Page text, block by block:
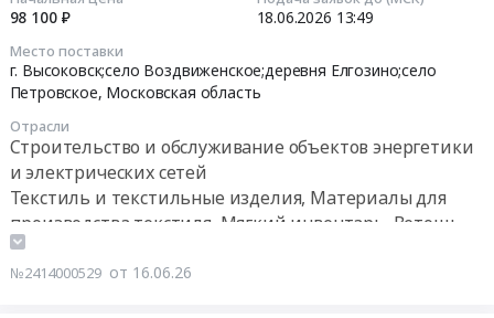
98 100 ₽ 18.06.2026 13:49
Место поставки
г. Высоковск;село Воздвиженское;деревня Елгозино;село
Петровское, Московская область
Отрасли
Строительство и обслуживание объектов энергетики
и электрических сетей
Текстиль и текстильные изделия, Материалы для
производства текстиля, Мягкий инвентарь, Ветошь
№2414000529 от 16.06.26